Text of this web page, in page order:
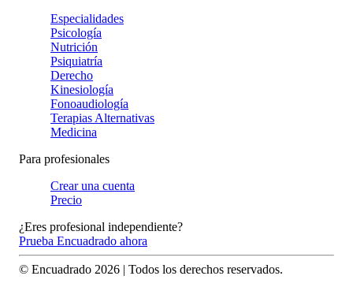
Especialidades
Psicología
Nutrición
Psiquiatría
Derecho
Kinesiología
Fonoaudiología
Terapias Alternativas
Medicina
Para profesionales
Crear una cuenta
Precio
¿Eres profesional independiente?
Prueba Encuadrado ahora
© Encuadrado 2026 | Todos los derechos reservados.